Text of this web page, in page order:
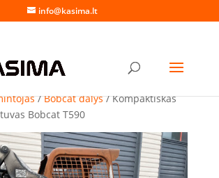
info@kasima.lt
/Bobcat dalys/ Kompaktiškas
Bobcat T590